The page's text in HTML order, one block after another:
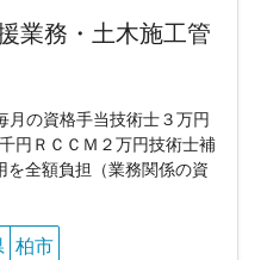
業務・土木施工管
月の資格手当技術士３万円
円ＲＣＣＭ２万円技術士補
を全額負担（業務関係の資
柏市